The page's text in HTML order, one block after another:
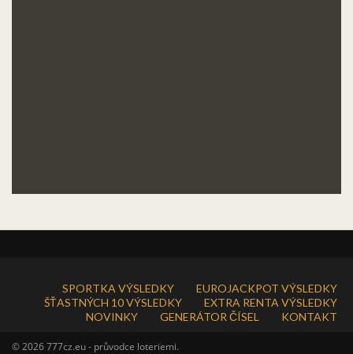
SPORTKA VÝSLEDKY
EUROJACKPOT VÝSLEDKY
ŠŤASTNÝCH 10 VÝSLEDKY
EXTRA RENTA VÝSLEDKY
NOVINKY
GENERÁTOR ČÍSEL KONTAKT
© 2026 777cz.eu - průvodce loteriemi.